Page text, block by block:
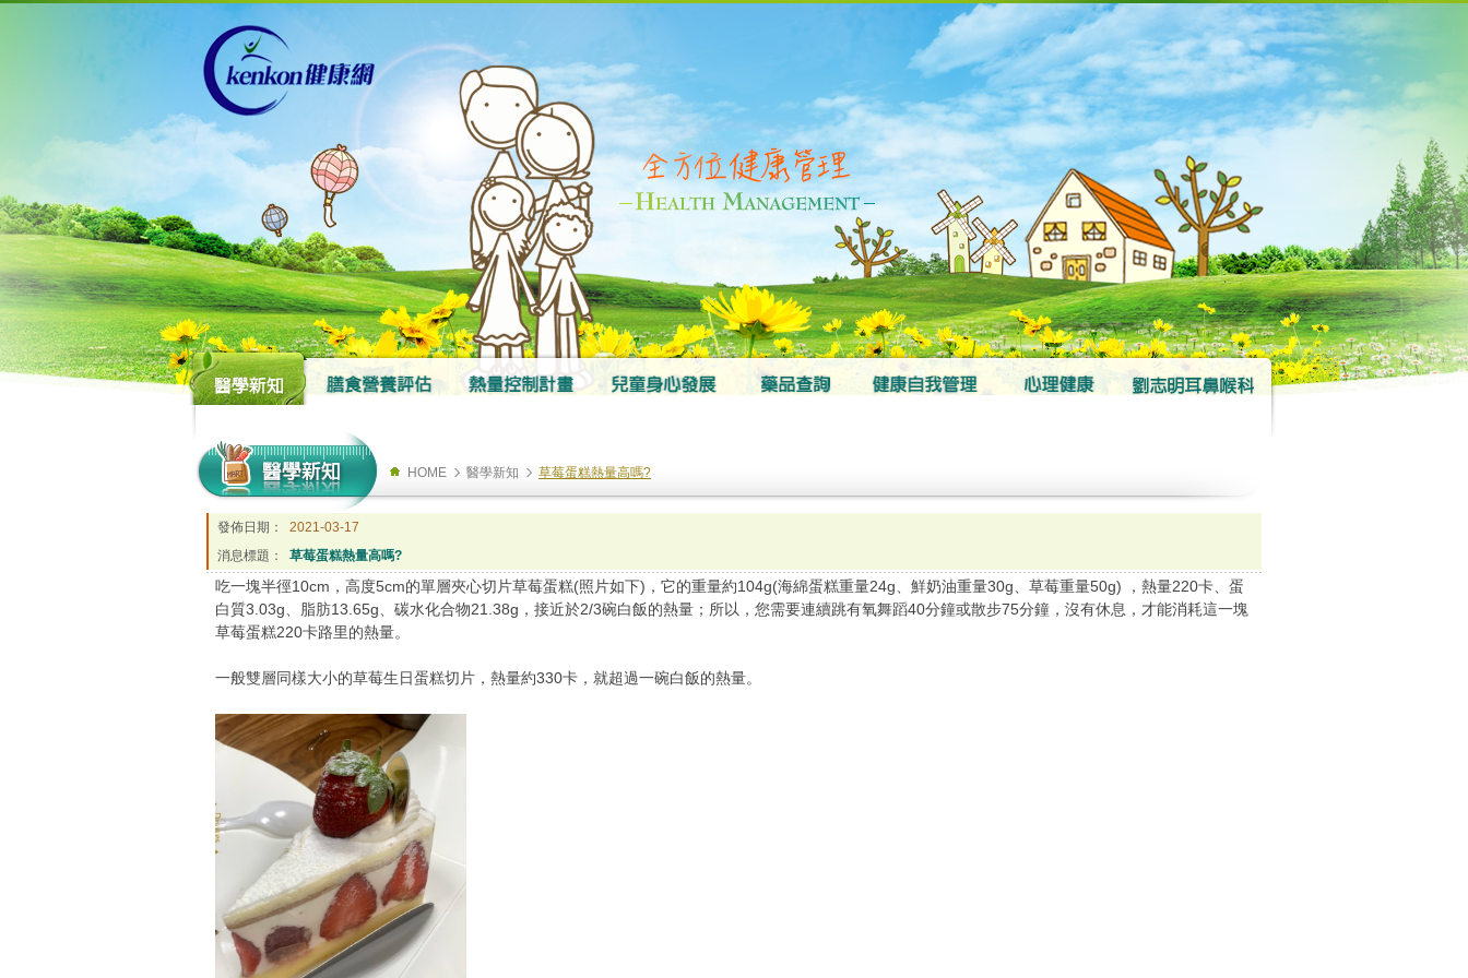
HOME 醫學新知 草莓蛋糕熱量高嗎?
發佈日期：
2021-03-17
消息標題：
草莓蛋糕熱量高嗎?
吃一塊半徑10cm，高度5cm的單層夾心切片草莓蛋糕(照片如下)，它的重量約104g(海綿蛋糕重量24g、鮮奶油重量30g、草莓重量50g) ，熱量220卡、蛋
白質3.03g、脂肪13.65g、碳水化合物21.38g，接近於2/3碗白飯的熱量；所以，您需要連續跳有氧舞蹈40分鐘或散步75分鐘，沒有休息，才能消耗這一塊
草莓蛋糕220卡路里的熱量。
一般雙層同樣大小的草莓生日蛋糕切片，熱量約330卡，就超過一碗白飯的熱量。